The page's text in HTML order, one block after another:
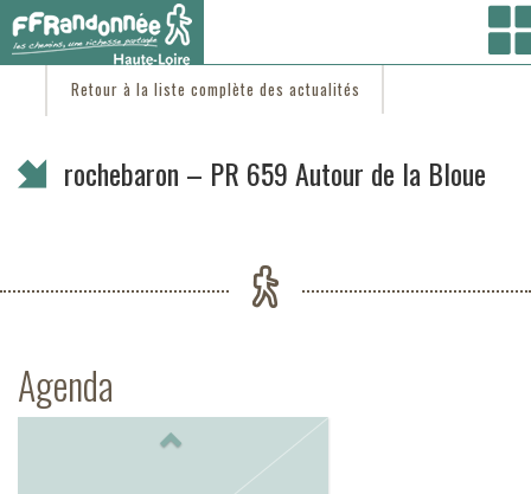
Vous êtes ici :Accueil/C'est d'actu
Retour à la liste complète des actualités
rochebaron – PR 659 Autour de la Bloue
Agenda